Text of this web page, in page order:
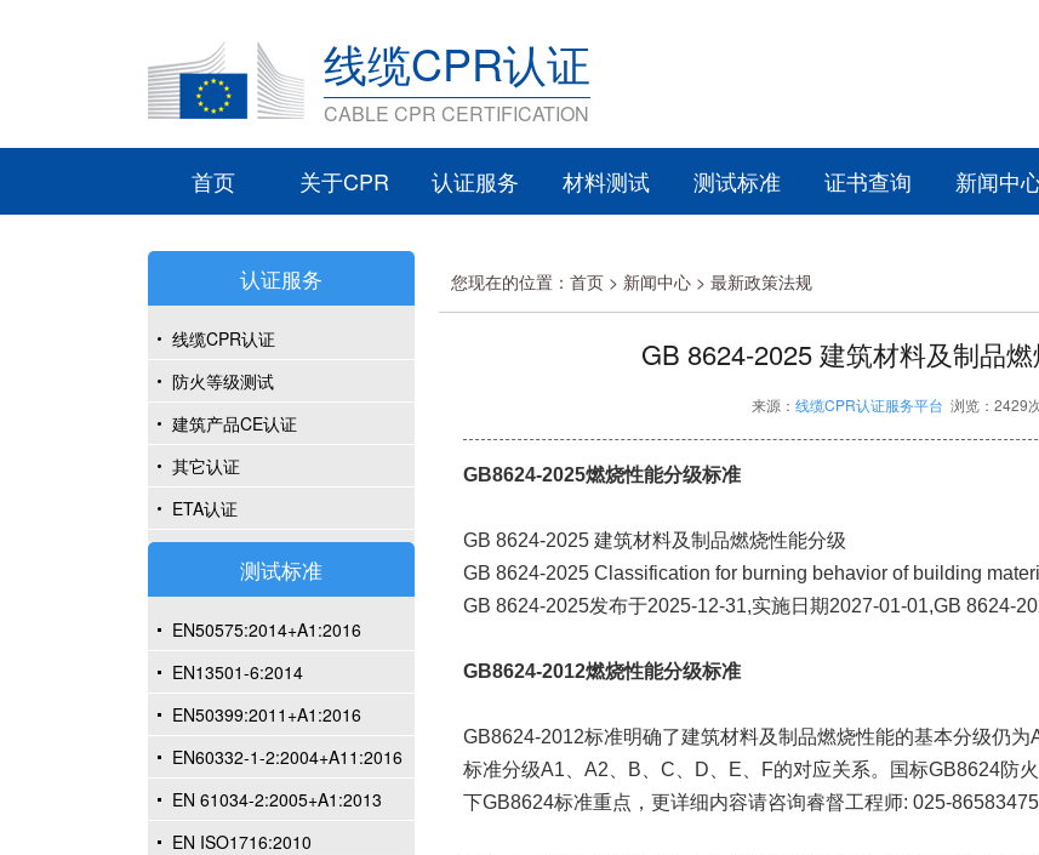
线缆CPR认证
CABLE CPR CERTIFICATION
首页 关于CPR 认证服务 材料测试 测试标准 证书查询 新闻中
认证服务
线缆CPR认证
防火等级测试
建筑产品CE认证
其它认证
ETA认证
测试标准
EN50575:2014+A1:2016
EN13501-6:2014
EN50399:2011+A1:2016
EN60332-1-2:2004+A11:2016
EN 61034-2:2005+A1:2013
EN ISO1716:2010
您现在的位置： 首页 > 新闻中心 > 最新政策法规
GB 8624-2025 建筑材料及制品
来源： 线缆CPR认证服务平台 浏览：2429
GB8624-2025燃烧性能分级标准
GB 8624-2025 建筑材料及制品燃烧性能分级
GB 8624-2025 Classification for burning behavior of building
GB 8624-2025发布于2025-12-31,实施日期2027-01-01,GB 8624-
GB8624-2012燃烧性能分级标准
GB8624-2012标准明确了建筑材料及制品燃烧性能的基本分级仍
标准分级A1、A2、B、C、D、E、F的对应关系。国标GB8624防
下GB8624标准重点，更详细内容请咨询睿督工程师: 025-86583475